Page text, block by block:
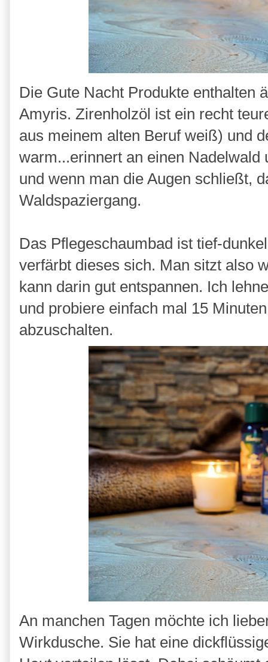
Die Gute Nacht Produkte enthalten
Amyris. Zirenholzöl ist ein recht
aus meinem alten Beruf weiß) und
warm...erinnert an einen
und wenn man die Augen schließt,
Waldspaziergang.
Das Pflegeschaumbad ist tief-
verfärbt dieses sich. Man sitzt also
kann darin gut entspannen. Ich
und probiere einfach mal 15
abzuschalten.
An manchen Tagen möchte ich
Wirkdusche. Sie hat eine